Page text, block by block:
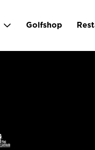
Golfshop
Restaurang